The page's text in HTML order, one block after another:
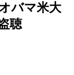
バマ米大
聴